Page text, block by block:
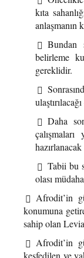
kıta
anlaşmanın
Bundan
belirleme
gereklidir.
Daha
Tabii bu
olası
Afrodit’in
konumuna
sahip olan
Afrodit’in